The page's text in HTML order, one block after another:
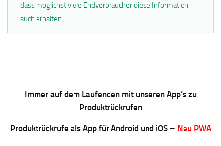
dass möglichst viele Endverbraucher diese Information
auch erhalten
Immer auf dem Laufenden mit unseren App’s zu
Produktrückrufen
Produktrückrufe als App für Android und iOS – Neu PWA